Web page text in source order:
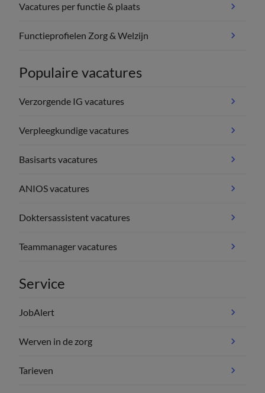
Vacatures per functie & plaats
Functieprofielen Zorg & Welzijn
Populaire vacatures
Verzorgende IG vacatures
Verpleegkundige vacatures
Basisarts vacatures
ANIOS vacatures
Doktersassistent vacatures
Teammanager vacatures
Service
JobAlert
Werven in de zorg
Tarieven